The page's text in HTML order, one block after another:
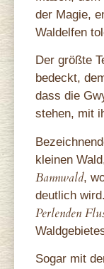
der Magie,
Waldelfen
Der größte
bedeckt,
dass die
stehen, mit
kleinen
Bannwald,
deutlich
Perlenden
Sogar mit